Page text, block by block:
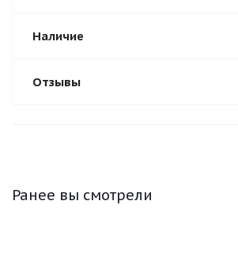
Наличие
Отзывы
Ранее вы смотрели